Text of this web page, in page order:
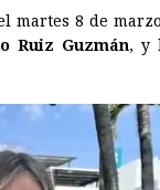
martes 8 de
Ruiz Guzmán, y